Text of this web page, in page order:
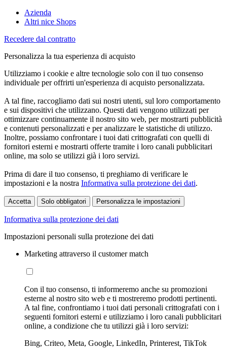
Azienda
Altri nice Shops
Recedere dal contratto
Personalizza la tua esperienza di acquisto
Utilizziamo i cookie e altre tecnologie solo con il tuo consenso
individuale per offrirti un'esperienza di acquisto personalizzata.
A tal fine, raccogliamo dati sui nostri utenti, sul loro comportamento
e sui dispositivi che utilizzano. Questi dati vengono utilizzati per
ottimizzare continuamente il nostro sito web, per mostrarti pubblicità
e contenuti personalizzati e per analizzare le statistiche di utilizzo.
Inoltre, possiamo confrontare i tuoi dati crittografati con quelli di
fornitori esterni e mostrarti offerte tramite i loro canali pubblicitari
online, ma solo se utilizzi già i loro servizi.
Prima di dare il tuo consenso, ti preghiamo di verificare le
impostazioni e la nostra Informativa sulla protezione dei dati.
Accetta Solo obbligatori Personalizza le impostazioni
Informativa sulla protezione dei dati
Impostazioni personali sulla protezione dei dati
Marketing attraverso il customer match
Con il tuo consenso, ti informeremo anche su promozioni
esterne al nostro sito web e ti mostreremo prodotti pertinenti.
A tal fine, confrontiamo i tuoi dati personali crittografati con i
seguenti fornitori esterni e utilizziamo i loro canali pubblicitari
online, a condizione che tu utilizzi già i loro servizi:
Bing, Criteo, Meta, Google, LinkedIn, Printerest, TikTok